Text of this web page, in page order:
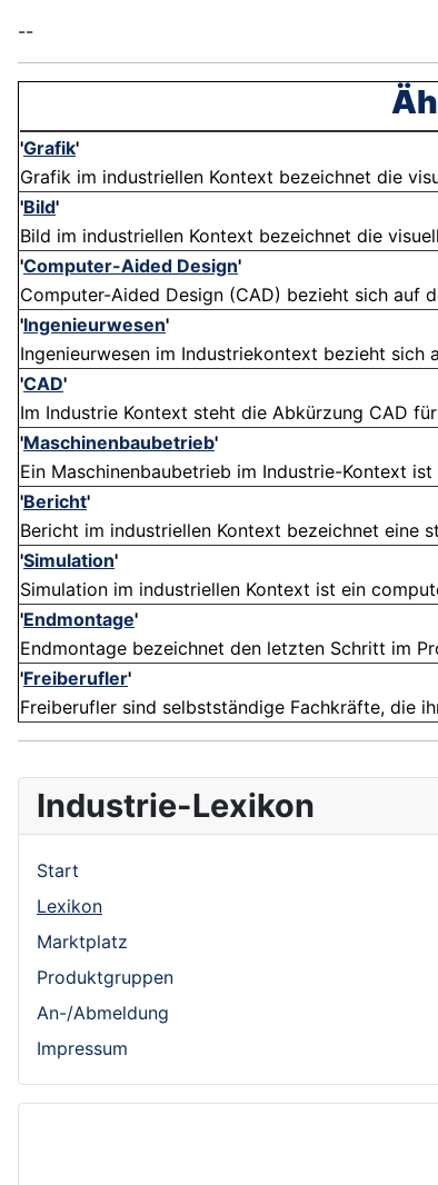
--
'Grafik'
Grafik im industriellen Kontext bezeichnet die
'Bild'
Bild im industriellen Kontext bezeichnet die
'Computer-Aided Design'
Computer-Aided Design (CAD) bezieht sich auf
'Ingenieurwesen'
Ingenieurwesen im Industriekontext bezieht sich
'CAD'
Im Industrie Kontext steht die Abkürzung CAD
'Maschinenbaubetrieb'
Ein Maschinenbaubetrieb im Industrie-Kontext
'Bericht'
Bericht im industriellen Kontext bezeichnet eine
'Simulation'
Simulation im industriellen Kontext ist ein
'Endmontage'
Endmontage bezeichnet den letzten Schritt im
'Freiberufler'
Freiberufler sind selbstständige Fachkräfte, die
Industrie-Lexikon
Start
Lexikon
Marktplatz
Produktgruppen
An-/Abmeldung
Impressum